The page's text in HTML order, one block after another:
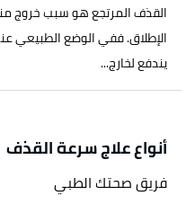
القذف المرتجع هو سبب خروج
الإطلاق. ففي الوضع الطبيعي
يندفع لخارج...
أنواع علاج سرعة القذف
فريق صحتك الطبي